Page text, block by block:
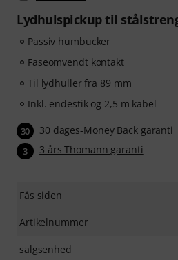
Lydhulspickup til
Passiv humbucker
Faseomvendt kontakt
Til lydhuller fra 89 mm
Inkl. endestik og 2,5 m kabel
30 30 dages-Money Back garanti
3 3 års Thomann garanti
Fås siden
Artikelnummer
salgsenhed